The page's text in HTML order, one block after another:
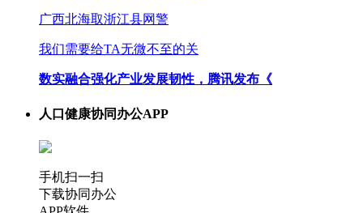
广西北海取浙江县网警
我们需要给TA无微不至的关
数实融合强化产业发展韧性，腾讯发布《
人口健康协同办公APP
手机扫一扫
下载协同办公